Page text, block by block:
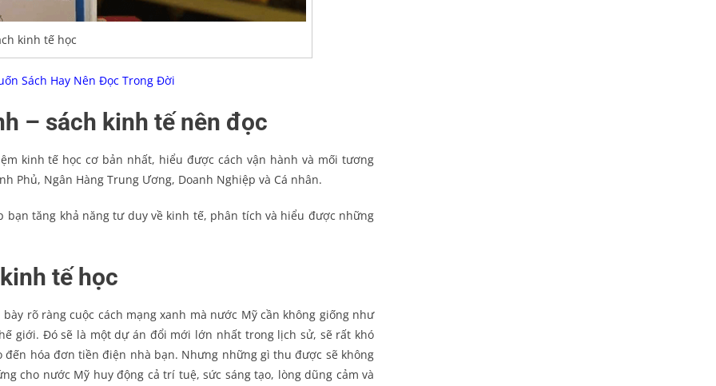
kinh tế học
Sách Hay Nên Đọc Trong Đời
– sách kinh tế nên đọc
kinh tế học cơ bản nhất, hiểu được cách vận hành và mối tương
Ngân Hàng Trung Ương, Doanh Nghiệp và Cá nhân.
tăng khả năng tư duy về kinh tế, phân tích và hiểu được những
tế học
rõ ràng cuộc cách mạng xanh mà nước Mỹ cần không giống như
giới. Đó sẽ là một dự án đổi mới lớn nhất trong lịch sử, sẽ rất khó
hóa đơn tiền điện nhà bạn. Nhưng những gì thu được sẽ không
cho nước Mỹ huy động cả trí tuệ, sức sáng tạo, lòng dũng cảm và